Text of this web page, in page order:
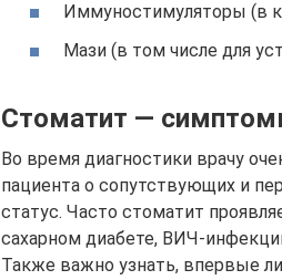
Иммуностимуляторы (в
Мази (в том числе для
Стоматит —
Во время диагностики врачу
пациента о сопутствующих и
статус. Часто стоматит
сахарном диабете, ВИЧ-
Также важно узнать, впервые